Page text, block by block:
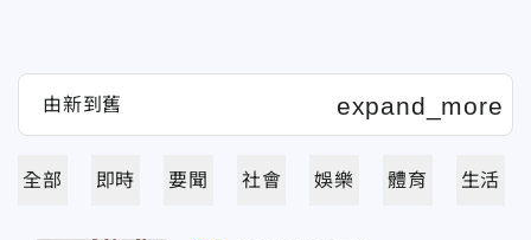
全部 即時 要聞 社會 娛樂 體育 生活